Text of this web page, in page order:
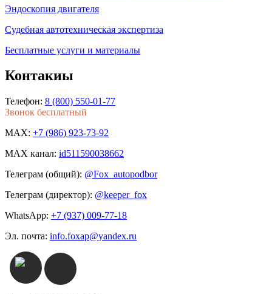
Эндоскопия двигателя
Судебная автотехническая экспертиза
Бесплатные услуги и материалы
Контакиы
Телефон: 8 (800) 550-01-77
Звонок бесплатный
MAX: +7 (986) 923-73-92
MAX канал: id511590038662
Телеграм (общий): @Fox_autopodbor
Телеграм (директор): @keeper_fox
WhatsApp: +7 (937) 009-77-18
Эл. почта: info.foxap@yandex.ru